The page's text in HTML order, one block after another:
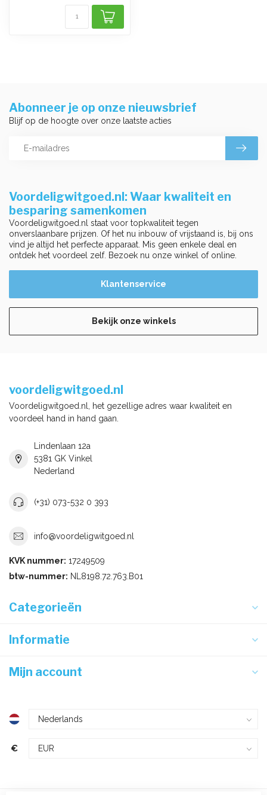
Voordeligwitgoed.nl: Waar kwaliteit en
besparing samenkomen
Voordeligwitgoed.nl staat voor topkwaliteit tegen
onverslaanbare prijzen. Of het nu inbouw of vrijstaand is, bij ons
vind je altijd het perfecte apparaat. Mis geen enkele deal en
ontdek het voordeel zelf. Bezoek nu onze winkel of online.
Klantenservice
Bekijk onze winkels
Abonneer je op onze nieuwsbrief
Blijf op de hoogte over onze laatste acties
voordeligwitgoed.nl
Voordeligwitgoed.nl, het gezellige adres waar kwaliteit en
voordeel hand in hand gaan.
Lindenlaan 12a
5381 GK Vinkel
Nederland
(+31) 073-532 0 393
info@voordeligwitgoed.nl
KVK nummer: 17249509
btw-nummer: NL8198.72.763.B01
Categorieën
Informatie
Mijn account
€